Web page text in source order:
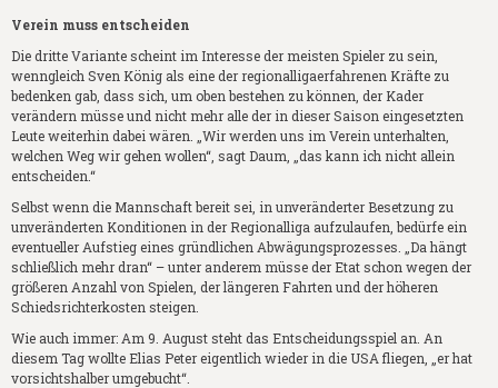
Verein muss entscheiden
Die dritte Variante scheint im Interesse der meisten Spieler zu sein,
wenngleich Sven König als eine der regionalligaerfahrenen Kräfte zu
bedenken gab, dass sich, um oben bestehen zu können, der Kader
verändern müsse und nicht mehr alle der in dieser Saison eingesetzten
Leute weiterhin dabei wären. „Wir werden uns im Verein unterhalten,
welchen Weg wir gehen wollen“, sagt Daum, „das kann ich nicht allein
entscheiden.“
Selbst wenn die Mannschaft bereit sei, in unveränderter Besetzung zu
unveränderten Konditionen in der Regionalliga aufzulaufen, bedürfe ein
eventueller Aufstieg eines gründlichen Abwägungsprozesses. „Da hängt
schließlich mehr dran“ – unter anderem müsse der Etat schon wegen der
größeren Anzahl von Spielen, der längeren Fahrten und der höheren
Schiedsrichterkosten steigen.
Wie auch immer: Am 9. August steht das Entscheidungsspiel an. An
diesem Tag wollte Elias Peter eigentlich wieder in die USA fliegen, „er hat
vorsichtshalber umgebucht“.